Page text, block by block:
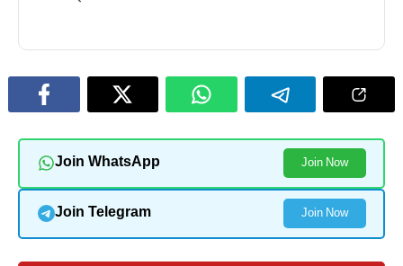
Join WhatsApp Join Now
Join Telegram Join Now